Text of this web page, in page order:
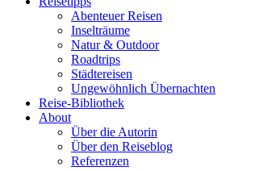
Abenteuer Reisen
Inselträume
Natur & Outdoor
Roadtrips
Städtereisen
Ungewöhnlich Übernachten
Reise-Bibliothek
About
Über die Autorin
Über den Reiseblog
Referenzen